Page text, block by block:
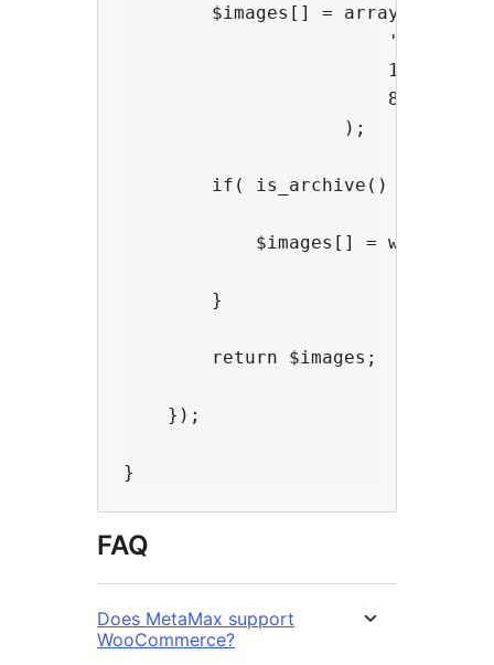
        $images[] = array(
'http://
                        1200,
                        800
                    );
        if( is_archive() ) {
$images[] =
        }
        return $images;
    });
FAQ
Does MetaMax support
WooCommerce?